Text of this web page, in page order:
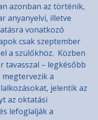
azonban az történik,
anyanyelvi, illetve
vonatkozó
csak szeptember
a szülőkhöz.  Közben
tavasszal – legkésőbb
a
jelentik az
az oktatási
lefoglalják a